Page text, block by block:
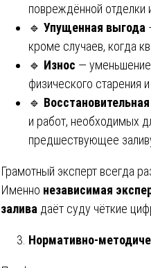
повреждённой отделки
🔹 Упущенная выгода
кроме случаев, когда
🔹 Износ —
физического старения и
🔹
и работ, необходимых
предшествующее
Грамотный эксперт всегда
Именно независимая
залива даёт суду чёткие
Нормативно-